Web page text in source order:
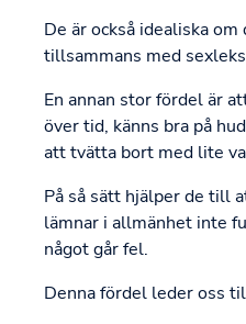
De är också idealiska
tillsammans med
En annan stor fördel är
över tid, känns bra på
att tvätta bort med lite
På så sätt hjälper de till
lämnar i allmänhet inte
något går fel.
Denna fördel leder oss